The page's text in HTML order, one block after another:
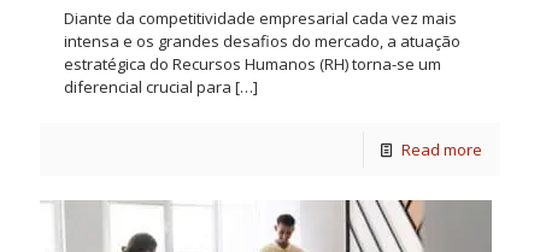
Diante da competitividade empresarial cada vez mais
intensa e os grandes desafios do mercado, a atuação
estratégica do Recursos Humanos (RH) torna-se um
diferencial crucial para […]
Read more